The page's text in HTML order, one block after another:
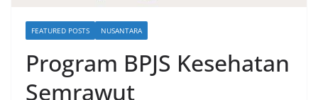
FEATURED POSTS NUSANTARA
Program BPJS Kesehatan
Semrawut